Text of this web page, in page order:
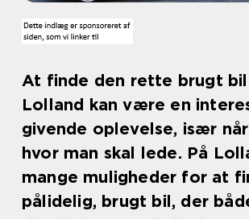
At finde den rette brugt bil
Lolland kan være en
givende oplevelse, især
hvor man skal lede. På
mange muligheder for at
pålidelig, brugt bil, der